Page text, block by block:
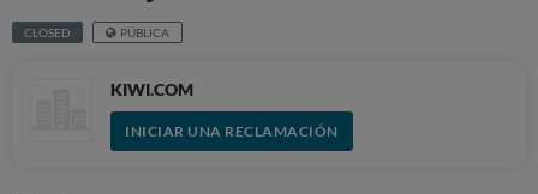
CLOSED PÚBLICA
KIWI.COM
INICIAR UNA RECLAMACIÓN